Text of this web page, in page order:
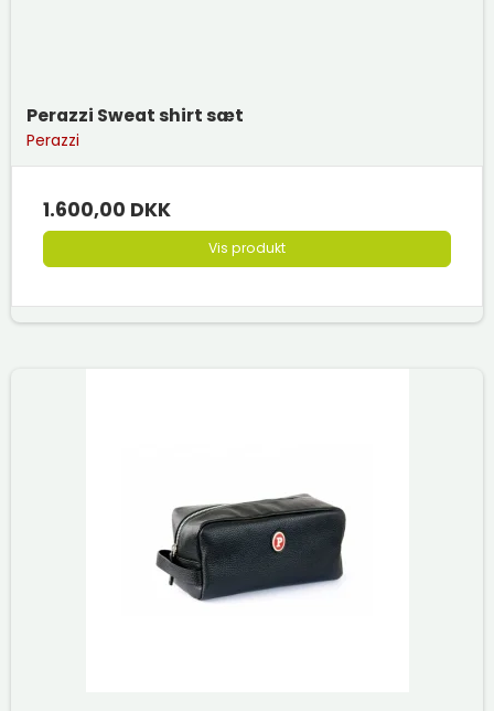
Perazzi Sweat shirt sæt
Perazzi
1.600,00 DKK
Vis produkt